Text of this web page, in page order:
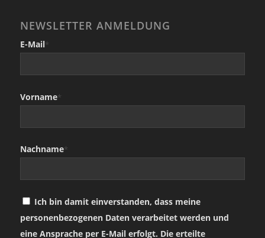
NEWSLETTER ANMELDUNG
E-Mail*
Vorname*
Nachname*
Ich bin damit einverstanden, dass meine
personenbezogenen Daten verarbeitet werden und
eine Ansprache per E-Mail erfolgt. Die erteilte